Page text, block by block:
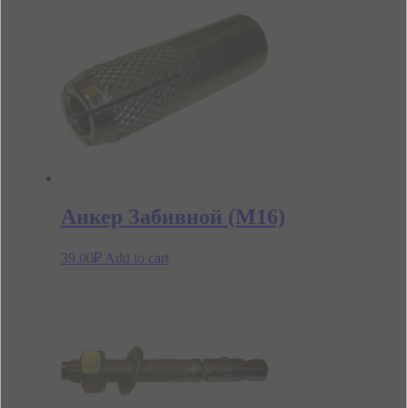
Анкер Забивной (М16)
39.00₽ Add to cart